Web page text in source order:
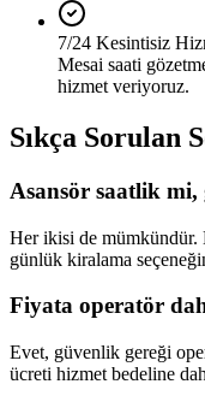
7/24 Kesintisiz
Mesai saati
hizmet veriyoruz.
Sıkça Sorulan
Asansör saatlik
Her ikisi de mümkündür.
günlük kiralama
Fiyata operatör
Evet, güvenlik gereği
ücreti hizmet bedeline